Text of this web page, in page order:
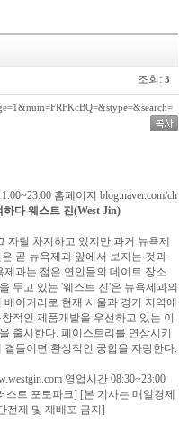
조회: 3
홈페이지 blog.naver.com/ch
다 웨스트 진(West Jin)
자릴 차지하고 있지만 과거 뉴욕제
곧 뉴욕제과 앞에서 보자는 것과
과는 젊은 연인들의 데이트 장소
두고 있는 '웨스트 진'은 뉴욕제과의
이커리로 현재 서울과 경기 지역에
적인 제품개발을 우선하고 있는 이
출시한다. 페이스트리를 연상시키
들이면 환상적인 궁합을 자랑한다.
영업시간 08:30~23:00
스트 포토파크] [본 기사는 매일경제
전재 및 재배포 금지]